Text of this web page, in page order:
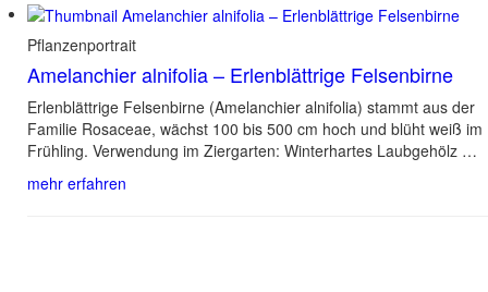
Pflanzenportrait
Amelanchier alnifolia – Erlenblättrige Felsenbirne
Erlenblättrige Felsenbirne (Amelanchier alnifolia) stammt aus der
Familie Rosaceae, wächst 100 bis 500 cm hoch und blüht weiß im
Frühling. Verwendung im Ziergarten: Winterhartes Laubgehölz …
mehr erfahren